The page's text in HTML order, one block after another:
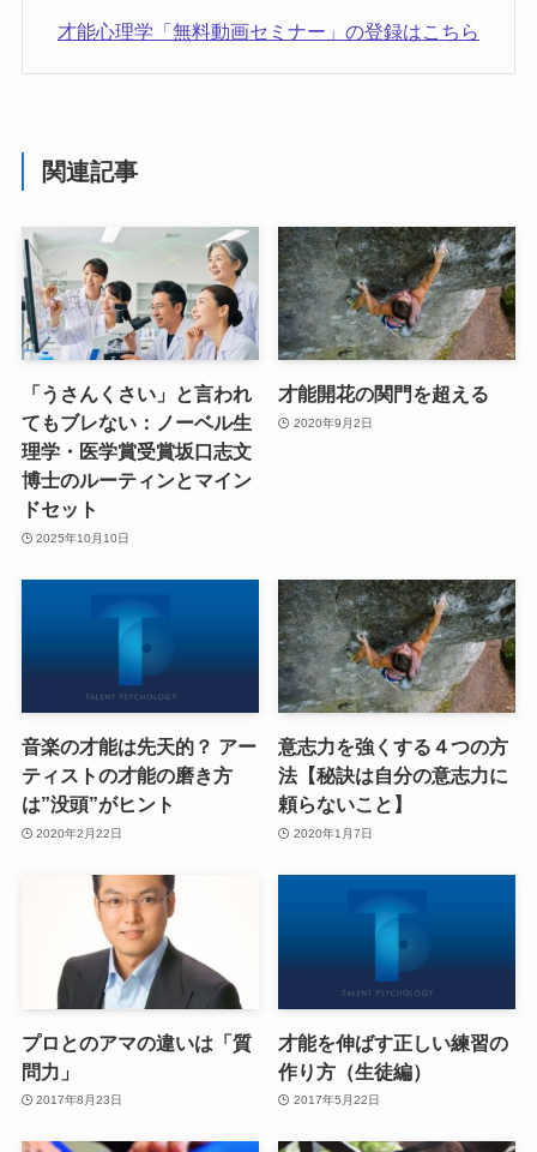
才能心理学「無料動画セミナー」の登録はこちら
関連記事
「うさんくさい」と言われ
てもブレない：ノーベル生
理学・医学賞受賞坂口志文
博士のルーティンとマイン
ドセット
2025年10月10日
才能開花の関門を超える
2020年9月2日
音楽の才能は先天的？ アー
ティストの才能の磨き方
は”没頭”がヒント
2020年2月22日
意志力を強くする４つの方
法【秘訣は自分の意志力に
頼らないこと】
2020年1月7日
プロとのアマの違いは「質
問力」
2017年8月23日
才能を伸ばす正しい練習の
作り方（生徒編）
2017年5月22日